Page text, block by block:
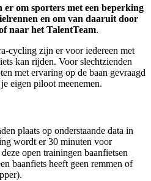
om sporters met een beperking
en om van daaruit door
naar het TalentTeam.
cycling zijn er voor iedereen met
kan rijden. Voor slechtzienden
met ervaring op de baan gevraagd
eigen piloot meenemen.
plaats op onderstaande data in
wordt er 30 minuten voor
open trainingen baanfietsen
baanfiets heeft geen remmen of